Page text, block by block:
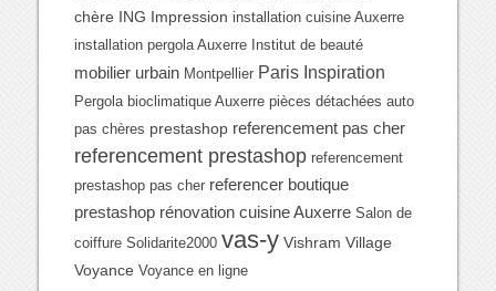
chère ING Impression installation cuisine Auxerre
installation pergola Auxerre
Institut de beauté
mobilier urbain Montpellier Paris Inspiration
Pergola bioclimatique Auxerre pièces détachées auto
pas chères prestashop referencement pas cher
referencement prestashop referencement
prestashop pas cher referencer boutique
prestashop rénovation cuisine Auxerre Salon de
coiffure Solidarite2000 vas-y Vishram Village
Voyance Voyance en ligne